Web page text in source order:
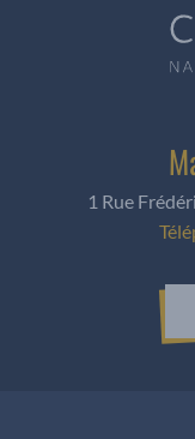
1 Rue